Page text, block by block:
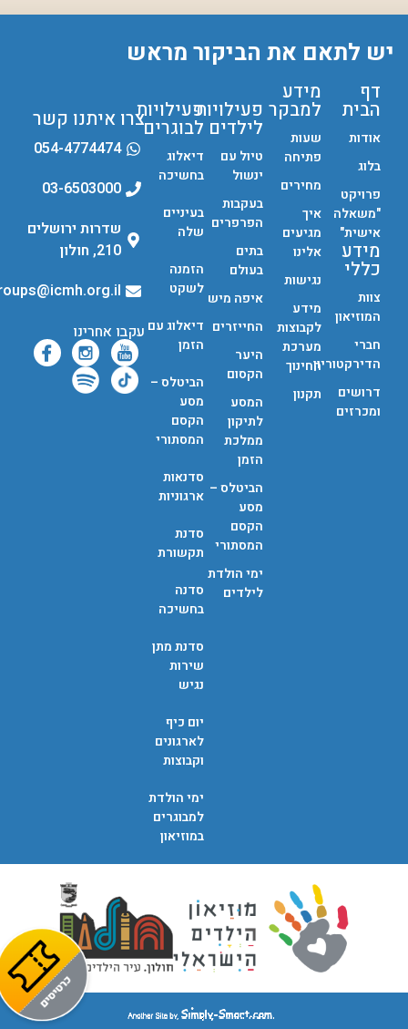
יש לתאם את הביקור מראש
דף
הבית
אודות
בלוג
פרויקט
"משאלה
אישית"
מידע
כללי
צוות
המוזיאון
חברי
הדירקטוריון
דרושים
ומכרזים
מידע
למבקר
שעות
פתיחה
מחירים
איך
מגיעים
אלינו
נגישות
מידע
לקבוצות
מערכת
החינוך
תקנון
פעילויות
לילדים
טיול עם
ינשול
בעקבות
הפרפרים
בתים
בעולם
איפה מיש
החייזרים
היער
הקסום
המסע
לתיקון
ממלכת
הזמן
הביטלס –
מסע
הקסם
המסתורי
ימי הולדת
לילדים
פעילויות
לבוגרים
דיאלוג
בחשיכה
בעיניים
שלה
הזמנה
לשקט
דיאלוג עם
הזמן
הביטלס –
מסע
הקסם
המסתורי
סדנאות
ארגוניות
סדנת
תקשורת
סדנה
בחשיכה
סדנת מתן
שירות
נגיש
יום כיף
לארגונים
וקבוצות
ימי הולדת
למבוגרים
במוזיאון
צרו איתנו קשר
054-4774474
03-6503000
שדרות ירושלים
210, חולון
groups@icmh.org.il
עקבו אחרינו